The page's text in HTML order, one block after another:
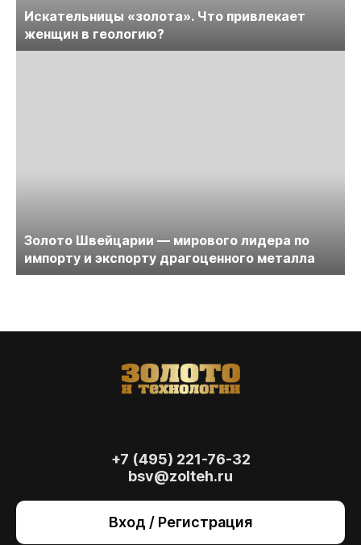
Искательницы «золота». Что привлекает
женщин в геологию?
Золото Швейцарии — мирового лидера по
импорту и экспорту драгоценного металла
+7 (495) 221-76-32
bsv@zolteh.ru
Вход / Регистрация
также для анализа сайта и улучшения